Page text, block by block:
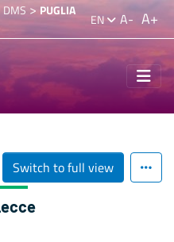
DMS > PUGLIA
EN A- A+
Switch to full view